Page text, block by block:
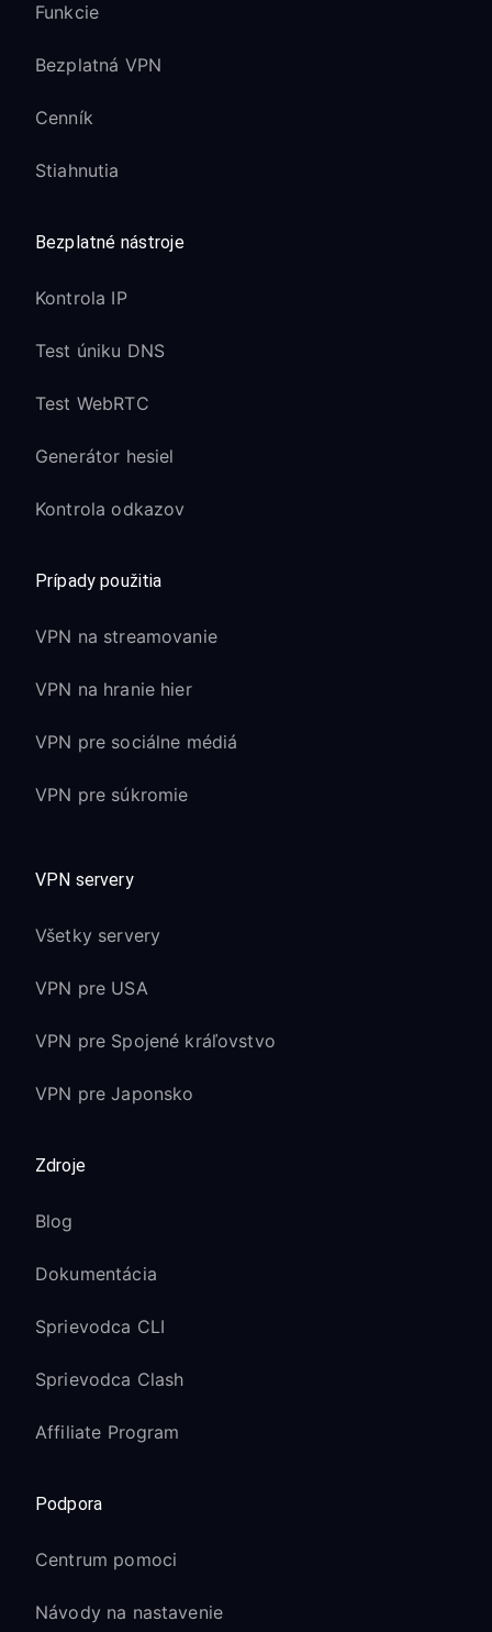
Funkcie
Bezplatná VPN
Cenník
Stiahnutia
Bezplatné nástroje
Kontrola IP
Test úniku DNS
Test WebRTC
Generátor hesiel
Kontrola odkazov
Prípady použitia
VPN na streamovanie
VPN na hranie hier
VPN pre sociálne médiá
VPN pre súkromie
VPN servery
Všetky servery
VPN pre USA
VPN pre Spojené kráľovstvo
VPN pre Japonsko
Zdroje
Blog
Dokumentácia
Sprievodca CLI
Sprievodca Clash
Affiliate Program
Podpora
Centrum pomoci
Návody na nastavenie